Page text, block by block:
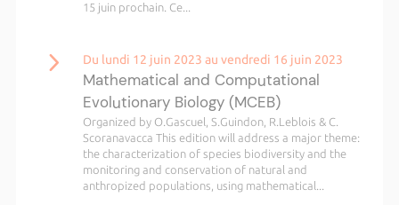
15 juin prochain. Ce...
Du lundi 12 juin 2023 au vendredi 16 juin 2023
Mathematical and Computational
Evolutionary Biology (MCEB)
Organized by O.Gascuel, S.Guindon, R.Leblois & C.
Scoranavacca This edition will address a major theme:
the characterization of species biodiversity and the
monitoring and conservation of natural and
anthropized populations, using mathematical...